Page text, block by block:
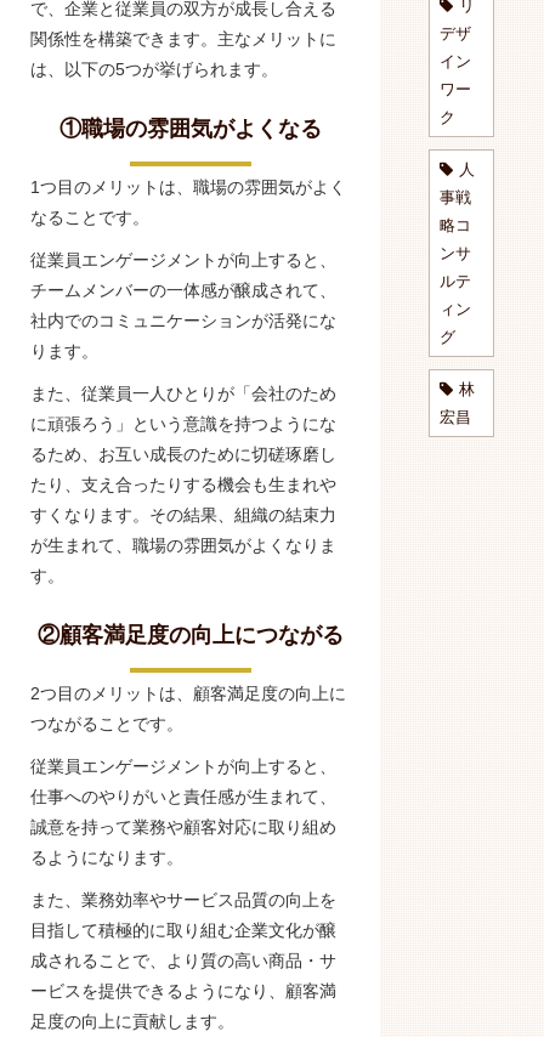
で、企業と従業員の双方が成長し合える
関係性を構築できます。主なメリットに
は、以下の5つが挙げられます。
①職場の雰囲気がよくなる
1つ目のメリットは、職場の雰囲気がよく
なることです。
従業員エンゲージメントが向上すると、
チームメンバーの一体感が醸成されて、
社内でのコミュニケーションが活発にな
ります。
また、従業員一人ひとりが「会社のため
に頑張ろう」という意識を持つようにな
るため、お互い成長のために切磋琢磨し
たり、支え合ったりする機会も生まれや
すくなります。その結果、組織の結束力
が生まれて、職場の雰囲気がよくなりま
す。
②顧客満足度の向上につながる
2つ目のメリットは、顧客満足度の向上に
つながることです。
従業員エンゲージメントが向上すると、
仕事へのやりがいと責任感が生まれて、
誠意を持って業務や顧客対応に取り組め
るようになります。
また、業務効率やサービス品質の向上を
目指して積極的に取り組む企業文化が醸
成されることで、より質の高い商品・サ
ービスを提供できるようになり、顧客満
足度の向上に貢献します。
リ
デザ
イン
ワー
ク
人
事戦
略コ
ンサ
ルテ
ィン
グ
林
宏昌